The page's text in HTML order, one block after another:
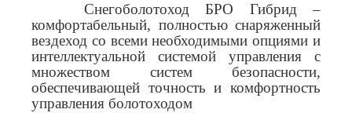
Снегоболотоход БРО Гибрид –
комфортабельный, полностью снаряженный
вездеход со всеми необходимыми опциями и
интеллектуальной системой управления с
множеством систем безопасности,
обеспечивающей точность и комфортность
управления болотоходом